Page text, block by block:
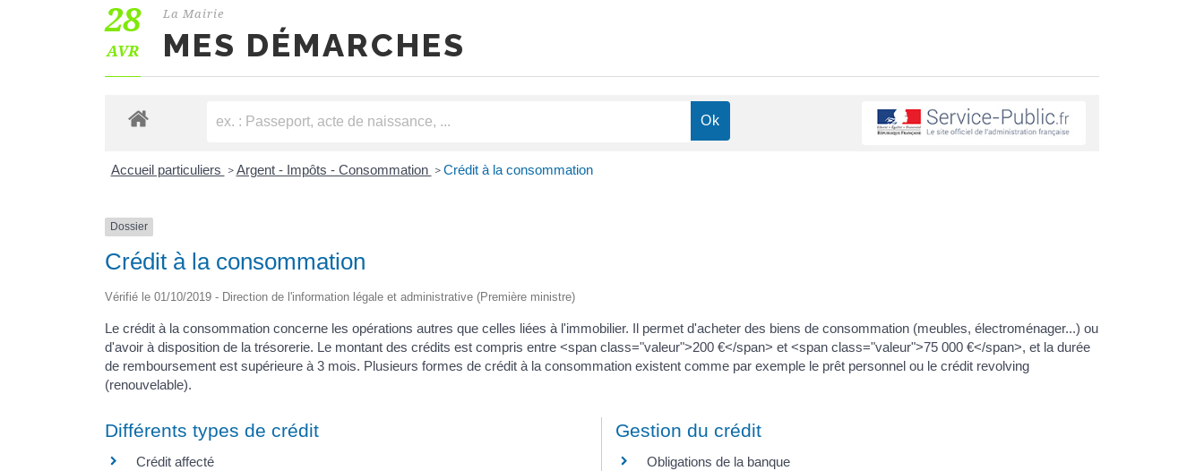
28
AVR
La Mairie
MES DÉMARCHES
Accueil particuliers > Argent - Impôts - Consommation > Crédit à la consommation
Dossier
Crédit à la consommation
Vérifié le 01/10/2019 - Direction de l'information légale et administrative (Première ministre)
Le crédit à la consommation concerne les opérations autres que celles liées à l'immobilier. Il permet d'acheter des biens de consommation (meubles, électroménager...) ou
d'avoir à disposition de la trésorerie. Le montant des crédits est compris entre <span class="valeur">200 €</span> et <span class="valeur">75 000 €</span>, et la durée
de remboursement est supérieure à 3 mois. Plusieurs formes de crédit à la consommation existent comme par exemple le prêt personnel ou le crédit revolving
(renouvelable).
Différents types de crédit
Crédit affecté
Gestion du crédit
Obligations de la banque